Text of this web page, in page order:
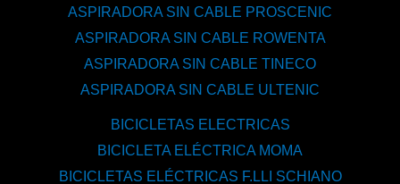
ASPIRADORA SIN CABLE PROSCENIC
ASPIRADORA SIN CABLE ROWENTA
ASPIRADORA SIN CABLE TINECO
ASPIRADORA SIN CABLE ULTENIC
BICICLETAS ELECTRICAS
BICICLETA ELÉCTRICA MOMA
BICICLETAS ELÉCTRICAS F.LLI SCHIANO